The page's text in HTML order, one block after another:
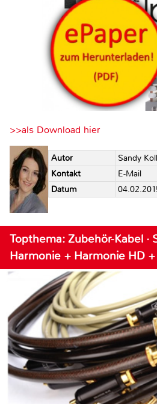
>>als Download hier
Autor
Sandy
Kontakt
E-Mail
Datum
Topthema: Zubehör-Kabel ·
Harmonie + Harmonie HD